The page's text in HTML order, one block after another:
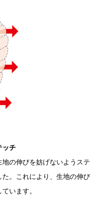
ッチ
の伸びを妨げないようステ
。これにより、生地の伸び
います。